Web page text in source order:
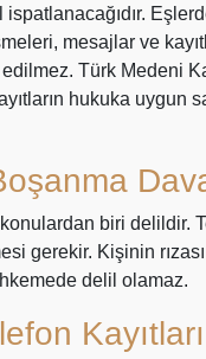
ispatlanacağıdır.
mesajlar ve
Türk Medeni
hukuka uygun
biri delildir.
gerekir. Kişinin
delil olamaz.